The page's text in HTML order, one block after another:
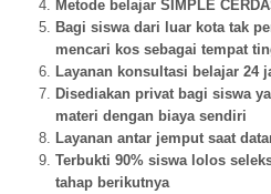
Metode belajar SIMPLE
Bagi siswa dari luar kota tak
mencari kos sebagai tempat
Layanan konsultasi belajar 24
Disediakan privat bagi siswa
materi dengan biaya sendiri
Layanan antar jemput saat
Terbukti 90% siswa lolos
tahap berikutnya